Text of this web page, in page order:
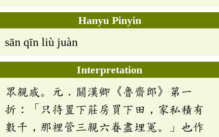
Hanyu Pinyin
sān qīn liù juàn
Interpretation
眾親戚。元．關漢卿《魯齋郎》第一
折：「只待置下莊房買下田，家私積有
數千，那裡管三親六眷盡埋冤。」也作